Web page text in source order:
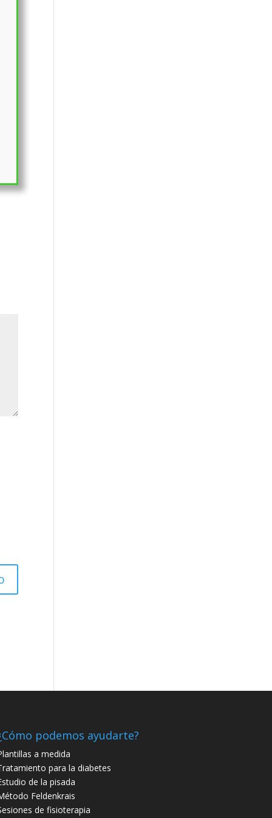
podemos ayudarte?
a medida
para la diabetes
de la pisada
Feldenkrais
de fisioterapia